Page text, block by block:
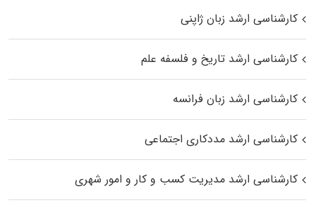
کارشناسی ارشد زبان ژاپنی
کارشناسی ارشد تاریخ و فلسفه علم
کارشناسی ارشد زبان فرانسه
کارشناسی ارشد مددکاری اجتماعی
کارشناسی ارشد مدیریت کسب و کار و امور شهری